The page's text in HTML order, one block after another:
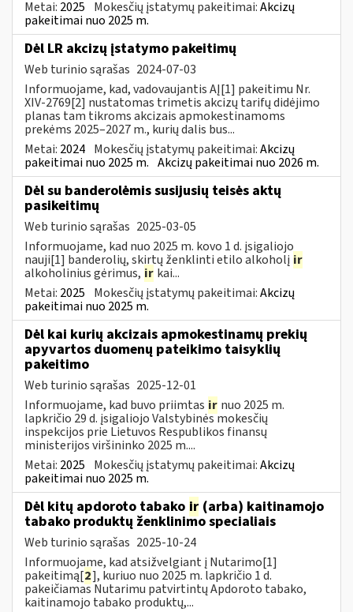
Metai: 2025 Mokesčių įstatymų pakeitimai:Akcizų
pakeitimai nuo 2025 m.
Dėl LR akcizų įstatymo pakeitimų
Web turinio sąrašas 2024-07-03
Informuojame, kad, vadovaujantis AĮ[1] pakeitimu Nr.
XIV-2769[2] nustatomas trimetis akcizų tarifų didėjimo
planas tam tikroms akcizais apmokestinamoms
prekėms 2025–2027 m., kurių dalis bus...
Metai: 2024 Mokesčių įstatymų pakeitimai:Akcizų
pakeitimai nuo 2025 m. Akcizų pakeitimai nuo 2026 m.
Dėl su banderolėmis susijusių teisės aktų
pasikeitimų
Web turinio sąrašas 2025-03-05
Informuojame, kad nuo 2025 m. kovo 1 d. įsigaliojo
nauji[1] banderolių, skirtų ženklinti etilo alkoholį ir
alkoholinius gėrimus, ir kai...
Metai: 2025 Mokesčių įstatymų pakeitimai:Akcizų
pakeitimai nuo 2025 m.
Dėl kai kurių akcizais apmokestinamų prekių
apyvartos duomenų pateikimo taisyklių
pakeitimo
Web turinio sąrašas 2025-12-01
Informuojame, kad buvo priimtas ir nuo 2025 m.
lapkričio 29 d. įsigaliojo Valstybinės mokesčių
inspekcijos prie Lietuvos Respublikos finansų
ministerijos viršininko 2025 m....
Metai: 2025 Mokesčių įstatymų pakeitimai:Akcizų
pakeitimai nuo 2025 m.
Dėl kitų apdoroto tabako ir (arba) kaitinamojo
tabako produktų ženklinimo specialiais
Web turinio sąrašas 2025-10-24
Informuojame, kad atsižvelgiant į Nutarimo[1]
pakeitimą[2], kuriuo nuo 2025 m. lapkričio 1 d.
pakeičiamas Nutarimu patvirtintų Apdoroto tabako,
kaitinamojo tabako produktų,...